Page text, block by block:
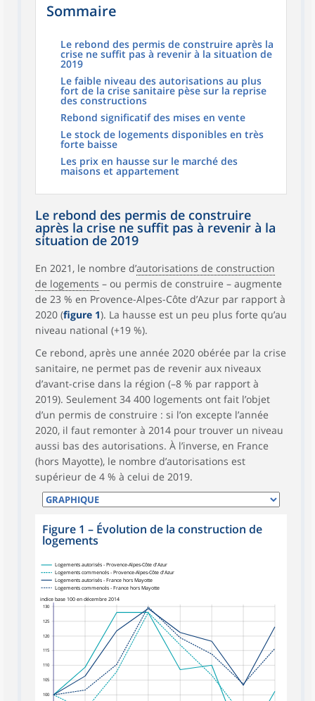
Sommaire
Le rebond des permis de construire après la
crise ne suffit pas à revenir à la situation de
2019
Le faible niveau des autorisations au plus
fort de la crise sanitaire pèse sur la reprise
des constructions
Rebond significatif des mises en vente
Le stock de logements disponibles en très
forte baisse
Les prix en hausse sur le marché des
maisons et appartement
Le rebond des permis de construire
après la crise ne suffit pas à revenir à la
situation de 2019
En 2021, le nombre d’autorisations de construction
de logements – ou permis de construire – augmente
de 23 % en Provence-Alpes-Côte d’Azur par rapport à
2020 (figure 1). La hausse est un peu plus forte qu’au
niveau national (+19 %).
Ce rebond, après une année 2020 obérée par la crise
sanitaire, ne permet pas de revenir aux niveaux
d’avant-crise dans la région (–8 % par rapport à
2019). Seulement 34 400 logements ont fait l’objet
d’un permis de construire : si l’on excepte l’année
2020, il faut remonter à 2014 pour trouver un niveau
aussi bas des autorisations. À l’inverse, en France
(hors Mayotte), le nombre d’autorisations est
supérieur de 4 % à celui de 2019.
Figure 1 – Évolution de la construction de
logements
100
105
110
115
120
125
130
indice base 100 en décembre 2014
Logements autorisés - Provence-Alpes-Côte d'Azur
Logements commencés - Provence-Alpes-Côte d'Azur
Logements autorisés - France hors Mayotte
Logements commencés - France hors Mayotte